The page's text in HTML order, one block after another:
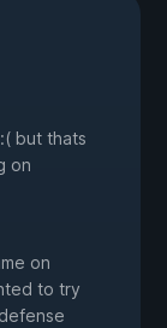
but thats
on
on
to try